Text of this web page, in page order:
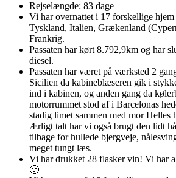
Rejselængde: 83 dage
Vi har overnattet i 17 forskellige
Tyskland, Italien, Grækenland
Frankrig.
Passaten har kørt 8.792,9km og har
diesel.
Passaten har været på værksted 2
Sicilien da kabineblæseren gik i
ind i kabinen, og anden gang da
motorrummet stod af i Barcelonas
stadig limet sammen med mor Helles
Ærligt talt har vi også brugt den lidt
tilbage for hullede bjergveje,
meget tungt læs.
Vi har drukket 28 flasker vin! Vi har
🙂